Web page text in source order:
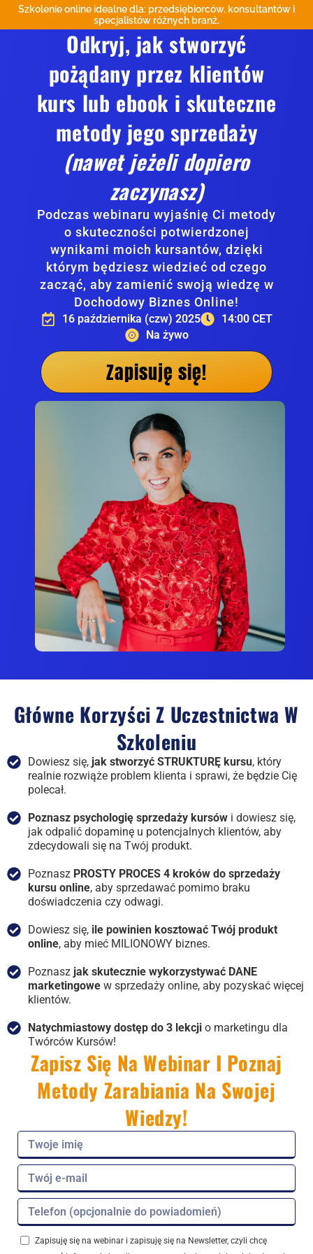
Szkolenie online idealne dla: przedsiębiorców, konsultantów i
specjalistów różnych branż.
Odkryj, jak stworzyć
pożądany przez klientów
kurs lub ebook i skuteczne
metody jego sprzedaży
(nawet jeżeli dopiero
zaczynasz)
Podczas webinaru wyjaśnię Ci metody
o skuteczności potwierdzonej
wynikami moich kursantów, dzięki
którym będziesz wiedzieć od czego
zacząć, aby zamienić swoją wiedzę w
Dochodowy Biznes Online!
16 października (czw) 2025
14:00 CET
Na żywo
Zapisuję się!
Główne Korzyści Z Uczestnictwa W
Szkoleniu
Dowiesz się, jak stworzyć STRUKTURĘ kursu, który
realnie rozwiąże problem klienta i sprawi, że będzie Cię
polecał.
Poznasz psychologię sprzedaży kursów i dowiesz się,
jak odpalić dopaminę u potencjalnych klientów, aby
zdecydowali się na Twój produkt.
Poznasz PROSTY PROCES 4 kroków do sprzedaży
kursu online, aby sprzedawać pomimo braku
doświadczenia czy odwagi.
Dowiesz się, ile powinien kosztować Twój produkt
online, aby mieć MILIONOWY biznes.
Poznasz jak skutecznie wykorzystywać DANE
marketingowe w sprzedaży online, aby pozyskać więcej
klientów.
Natychmiastowy dostęp do 3 lekcji o marketingu dla
Twórców Kursów!
Zapisz Się Na Webinar I Poznaj
Metody Zarabiania Na Swojej
Wiedzy!
Zapisuję się na webinar i zapisuję się na Newsletter, czyli chcę